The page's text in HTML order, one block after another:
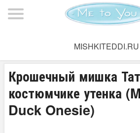
MISHKITEDDI.RU
Крошечный мишка
костюмчике утенка
Duck Onesie)